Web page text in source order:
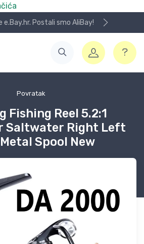
e.Bay.hr. Postali smo AliBay!
Povratak
Fishing Reel 5.2:1
Saltwater Right Left
Spool New